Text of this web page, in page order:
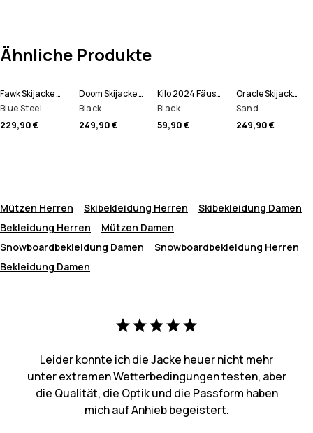
Ähnliche Produkte
Fawk Skijacke Herren
Blue Steel
229,90 €
Doom Skijacke Herren
Black
249,90 €
Kilo 2024 Fäustlinge
Black
59,90 €
Oracle Skijacke Herren
Sand
249,90 €
Mützen Herren Skibekleidung Herren
Skibekleidung Damen
Bekleidung Herren
Mützen Damen
Snowboardbekleidung Damen
Snowboardbekleidung Herren
Bekleidung Damen
Leider konnte ich die Jacke heuer nicht mehr
unter extremen Wetterbedingungen testen, aber
die Qualität, die Optik und die Passform haben
mich auf Anhieb begeistert.